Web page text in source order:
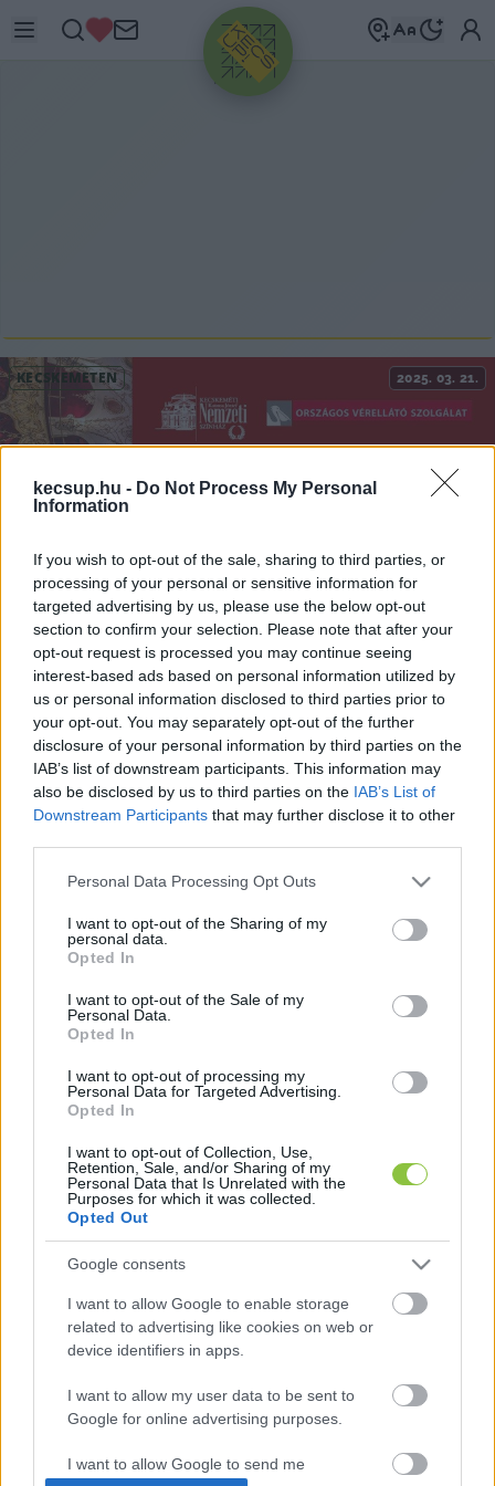
kecsup.hu - Do Not Process My Personal
Information
If you wish to opt-out of the sale, sharing to third parties, or
processing of your personal or sensitive information for
targeted advertising by us, please use the below opt-out
section to confirm your selection. Please note that after your
opt-out request is processed you may continue seeing
interest-based ads based on personal information utilized by
us or personal information disclosed to third parties prior to
your opt-out. You may separately opt-out of the further
disclosure of your personal information by third parties on the
IAB’s list of downstream participants. This information may
also be disclosed by us to third parties on the IAB’s List of
Downstream Participants that may further disclose it to other
Please note that this website/app uses one or more Google
not limited to your visit or usage behaviour. You may click to
grant or deny consent to Google and its third-party tags to
use your data for below specified purposes in below Google
consent section.
Personal Data Processing Opt Outs
I want to opt-out of the Sharing of my
personal data.
Opted In
I want to opt-out of the Sale of my
Personal Data.
Opted In
I want to opt-out of processing my
Personal Data for Targeted Advertising.
Opted In
I want to opt-out of Collection, Use,
Retention, Sale, and/or Sharing of my
Personal Data that Is Unrelated with the
Purposes for which it was collected.
Opted Out
Google consents
I want to allow Google to enable storage
related to advertising like cookies on web or
device identifiers in apps.
I want to allow my user data to be sent to
Google for online advertising purposes.
I want to allow Google to send me
HIRDETÉS
KECSKEMÉTEN 2025. 03. 21.
Adj vért a Kecskeméti Nemzeti
Színház művészeivel közösen és
ments életeket!
Bajáki Zsanett
1perc
Március 22-én ismét megnyitja kapuit a
Kecskeméti Nemzeti Színház azok előtt, akik
segítségükkel életet mentenének. A teátrum az
Országos Vérellátó Szolgálattal közösen
mindenkit arra biztat, hogy vegyen részt a
kezdeményezésben!
ECSUP SHORTS Összes videó
BajákiZsanett